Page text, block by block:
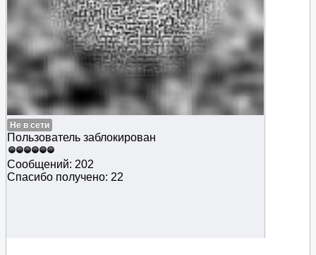
Не в сети
Пользователь заблокирован
Сообщений: 202
Спасибо получено: 22